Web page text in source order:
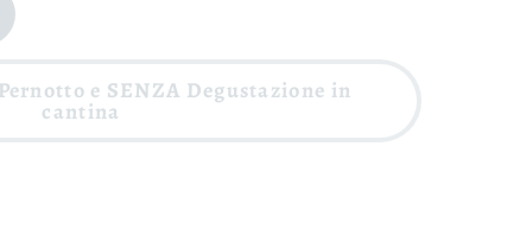
e SENZA Degustazione in
cantina